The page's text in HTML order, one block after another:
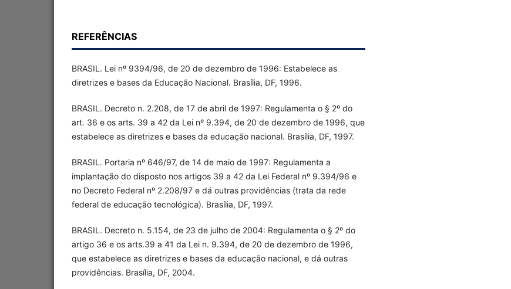
REFERÊNCIAS
BRASIL. Lei nº 9394/96, de 20 de dezembro de 1996: Estabelece as
diretrizes e bases da Educação Nacional. Brasília, DF, 1996.
BRASIL. Decreto n. 2.208, de 17 de abril de 1997: Regulamenta o § 2º do
art. 36 e os arts. 39 a 42 da Lei nº 9.394, de 20 de dezembro de 1996, que
estabelece as diretrizes e bases da educação nacional. Brasília, DF, 1997.
BRASIL. Portaria nº 646/97, de 14 de maio de 1997: Regulamenta a
implantação do disposto nos artigos 39 a 42 da Lei Federal nº 9.394/96 e
no Decreto Federal nº 2.208/97 e dá outras providências (trata da rede
federal de educação tecnológica). Brasília, DF, 1997.
BRASIL. Decreto n. 5.154, de 23 de julho de 2004: Regulamenta o § 2º do
artigo 36 e os arts.39 a 41 da Lei n. 9.394, de 20 de dezembro de 1996,
que estabelece as diretrizes e bases da educação nacional, e dá outras
providências. Brasília, DF, 2004.